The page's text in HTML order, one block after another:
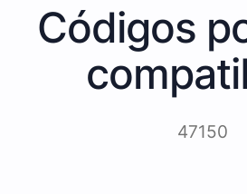
Códigos
47150